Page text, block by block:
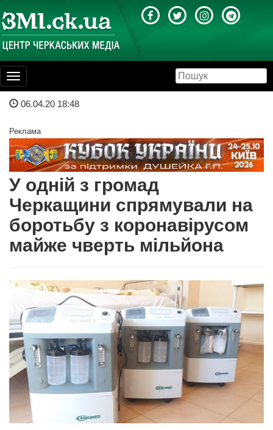
Toggle
navigation
06.04.20 18:48
Реклама
У одній з громад
Черкащини спрямували на
боротьбу з коронавірусом
майже чверть мільйона